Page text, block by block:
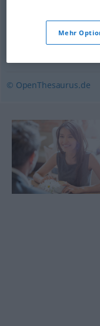
,schlimm,
lästig,
© OpenThesaurus.de
Mehr